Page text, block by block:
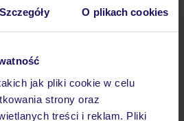
Szczegóły O plikach cookies
jak pliki cookie w celu
strony oraz
treści i reklam. Pliki